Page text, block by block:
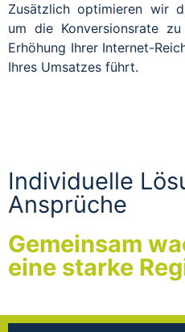
Zusätzlich optimieren wir
um die Konversionsrate
Erhöhung Ihrer Internet-
Ihres Umsatzes führt.
Individuelle
Ansprüche
Gemeinsam
eine starke